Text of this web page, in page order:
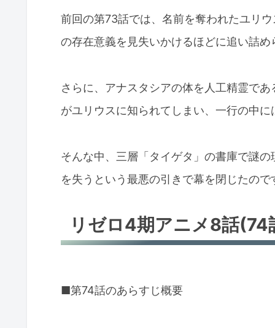
前回の第73話では、名前を奪われたユリ
の存在意義を見失いかけるほどに追い詰め
さらに、アナスタシアの体を人工精霊で
がユリウスに知られてしまい、一行の中
そんな中、三層「タイゲタ」の書庫で謎
を失うという最悪の引きで幕を閉じたので
リゼロ4期アニメ8話(74
■第74話のあらすじ概要